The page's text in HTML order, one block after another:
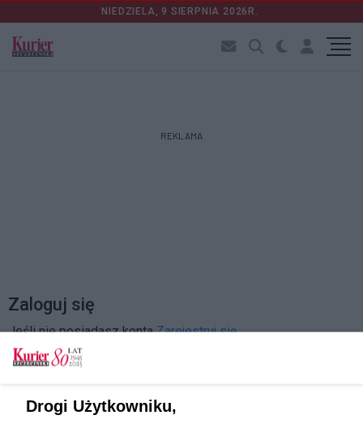
NIEDZIELA, 9 SIERPNIA 2026R.
REKLAMA
Zaloguj się
Jeśli nie posiadasz kontaZarejestruj się
Drogi Użytkowniku,